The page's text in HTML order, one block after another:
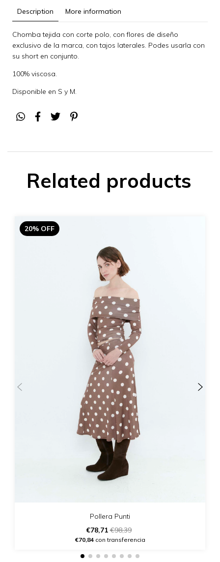
Description More information
Chomba tejida con corte polo, con flores de diseño
exclusivo de la marca, con tajos laterales. Podes usarla con
su short en conjunto.
100% viscosa.
Disponible en S y M.
Related products
20% OFF
Pollera Punti
€78,71€98,39
€70,84con transferencia